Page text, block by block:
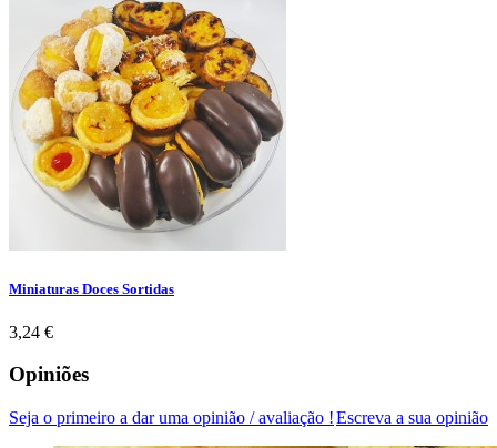
Miniaturas Doces Sortidas
Preço
3,24 €
Opiniões
Escreva a sua opinião
Seja o primeiro a dar uma opinião / avaliação !